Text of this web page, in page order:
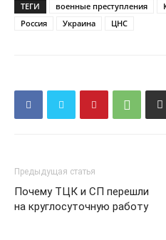
ТЕГИ военные преступления
Россия
Украина ЦНС
Предыдущая статья
Почему ТЦК и СП перешли
на круглосуточную работу